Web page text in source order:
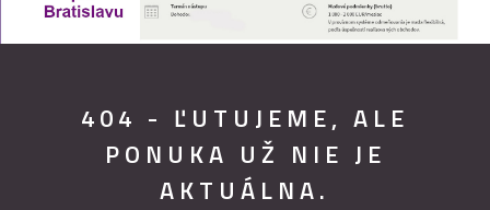
404 - ĽUTUJEME, ALE
PONUKA UŽ NIE JE
AKTUÁLNA.